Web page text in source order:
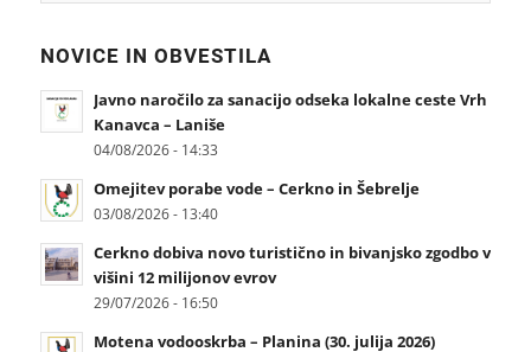
NOVICE IN OBVESTILA
Javno naročilo za sanacijo odseka lokalne ceste Vrh
Kanavca – Laniše
04/08/2026 - 14:33
Omejitev porabe vode – Cerkno in Šebrelje
03/08/2026 - 13:40
Cerkno dobiva novo turistično in bivanjsko zgodbo v
višini 12 milijonov evrov
29/07/2026 - 16:50
Motena vodooskrba – Planina (30. julija 2026)